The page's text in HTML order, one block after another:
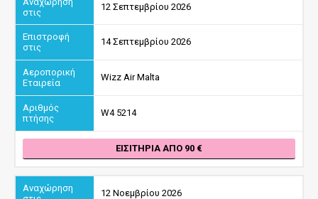
12 Σεπτεμβρίου 2026
14 Σεπτεμβρίου 2026
Wizz Air Malta
W4 5214
ΕΙΣΙΤΉΡΙΑ ΑΠΌ 90
12 Νοεμβρίου 2026